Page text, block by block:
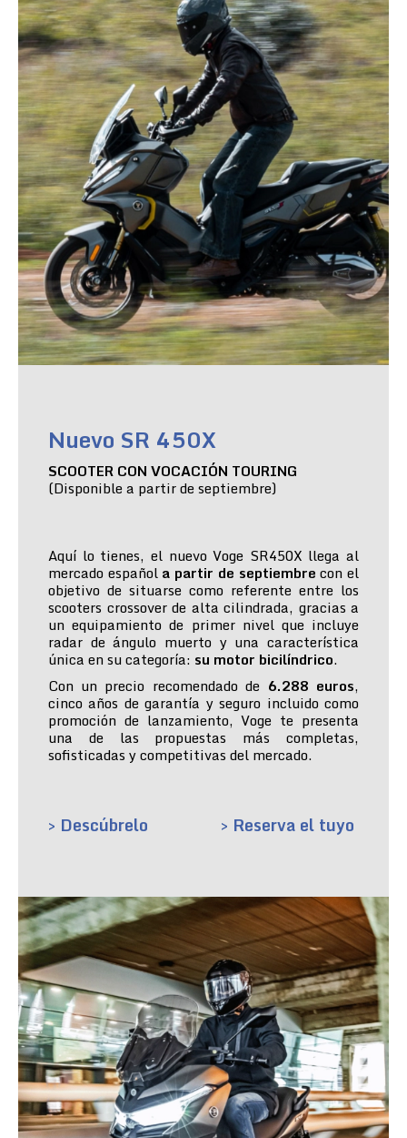
Nuevo SR 450X
SCOOTER CON VOCACIÓN TOURING
(Disponible a partir de septiembre)
Aquí lo tienes, el nuevo Voge SR450X llega al
mercado español a partir de septiembre con el
objetivo de situarse como referente entre los
scooters crossover de alta cilindrada, gracias a
un equipamiento de primer nivel que incluye
radar de ángulo muerto y una característica
única en su categoría: su motor bicilíndrico.
Con un precio recomendado de 6.288 euros,
cinco años de garantía y seguro incluido como
promoción de lanzamiento, Voge te presenta
una de las propuestas más completas,
sofisticadas y competitivas del mercado.
> Descúbrelo > Reserva el tuyo